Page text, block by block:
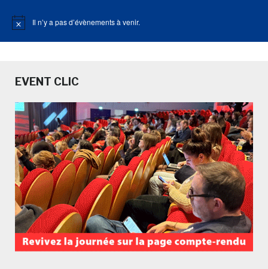
Notice Il n’y a pas d’évènements à venir.
EVENT CLIC